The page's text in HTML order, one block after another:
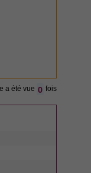
a été vue 0 fois